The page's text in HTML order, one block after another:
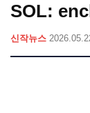
SOL:
신작뉴스